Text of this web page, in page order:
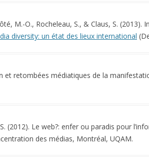
M.-O., Rocheleau, S., & Claus, S.
diversity: un état des lieux international
et retombées médiatiques de la
(2012). Le web?: enfer ou paradis pour
des médias, Montréal, UQAM.